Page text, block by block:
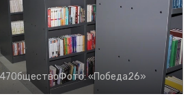
ОбществоФото:«Победа26»